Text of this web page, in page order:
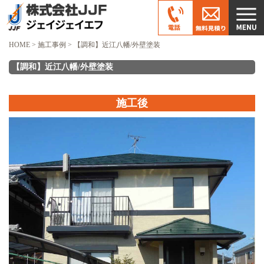
HOME > 施工事例 > 【調和】近江八幡/外壁塗装
【調和】近江八幡/外壁塗装
施工後